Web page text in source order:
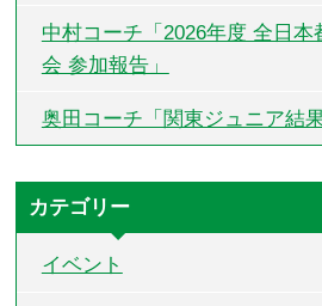
中村コーチ「2026年度 全日本
会 参加報告」
奥田コーチ「関東ジュニア結果
カテゴリー
イベント